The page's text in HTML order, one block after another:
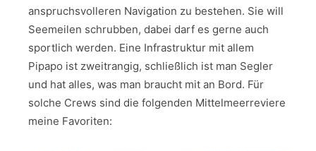
anspruchsvolleren Navigation zu bestehen. Sie will
Seemeilen schrubben, dabei darf es gerne auch
sportlich werden. Eine Infrastruktur mit allem
Pipapo ist zweitrangig, schließlich ist man Segler
und hat alles, was man braucht mit an Bord. Für
solche Crews sind die folgenden Mittelmeerreviere
meine Favoriten: